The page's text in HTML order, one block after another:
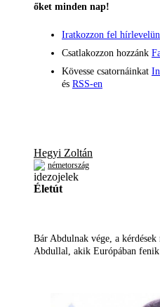
őket minden nap!
Iratkozzon fel
Csatlakozzon hozzánk
Kövesse csatornáinkat
és RSS-en
Hegyi Zoltán
németország
Életút
Bár Abdulnak vége, a
Abdullal, akik Európában fenik